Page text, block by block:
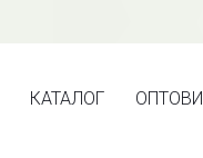
КАТАЛОГ